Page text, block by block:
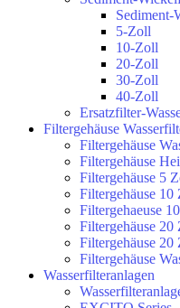
Sediment-
5-Zoll
10-Zoll
20-Zoll
30-Zoll
40-Zoll
Ersatzfilter-
Filtergehäuse
Filtergehäuse
Filtergehäuse
Filtergehäuse 5
Filtergehäuse 10
Filtergehaeuse
Filtergehäuse 20
Filtergehäuse
Filtergehäuse
Wasserfilteranlagen